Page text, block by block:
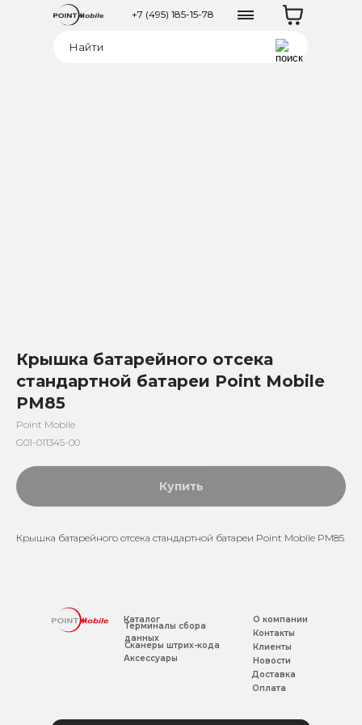
+7 (495) 185-15-78
Крышка батарейного отсека
стандартной батареи Point Mobile
PM85
Point Mobile
G01-011345-00
Купить
Крышка батарейного отсека стандартной батареи Point Mobile PM85
Каталог
Контакты
Новости
Оплата
Доставка
Клиенты
О компании
Аксессуары
Терминалы сбора
данных
Сканеры штрих-кода